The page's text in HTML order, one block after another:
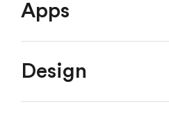
Apps
Design